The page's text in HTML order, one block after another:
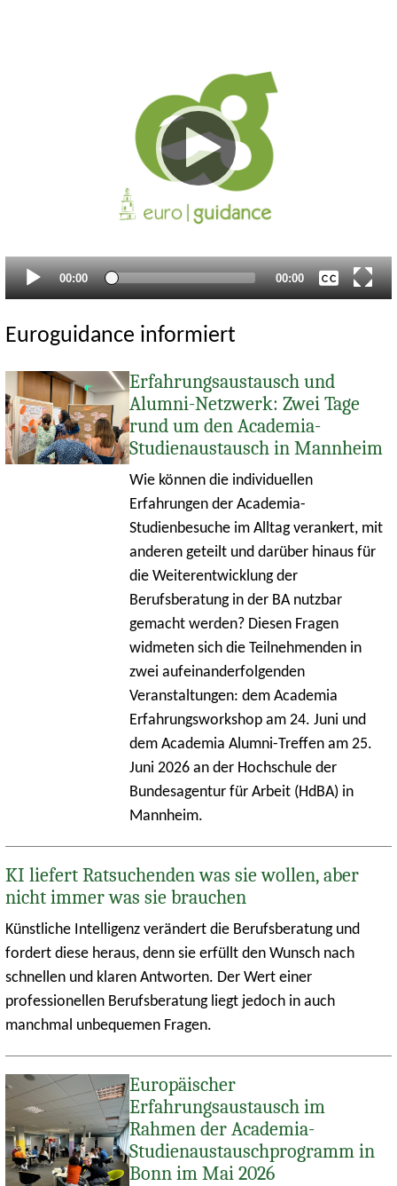
Aktueller
Zeitpunkt
00:00 Gesamtlaufzeit
00:00
Euroguidance informiert
Erfahrungsaustausch und
Alumni-Netzwerk: Zwei Tage
rund um den Academia-
Studienaustausch in Mannheim
Wie können die individuellen
Erfahrungen der Academia-
Studienbesuche im Alltag verankert, mit
anderen geteilt und darüber hinaus für
die Weiterentwicklung der
Berufsberatung in der BA nutzbar
gemacht werden? Diesen Fragen
widmeten sich die Teilnehmenden in
zwei aufeinanderfolgenden
Veranstaltungen: dem Academia
Erfahrungsworkshop am 24. Juni und
dem Academia Alumni-Treffen am 25.
Juni 2026 an der Hochschule der
Bundesagentur für Arbeit (HdBA) in
Mannheim.
KI liefert Ratsuchenden was sie wollen, aber
nicht immer was sie brauchen
Künstliche Intelligenz verändert die Berufsberatung und
fordert diese heraus, denn sie erfüllt den Wunsch nach
schnellen und klaren Antworten. Der Wert einer
professionellen Berufsberatung liegt jedoch in auch
manchmal unbequemen Fragen.
Europäischer
Erfahrungsaustausch im
Rahmen der Academia-
Studienaustauschprogramm in
Bonn im Mai 2026